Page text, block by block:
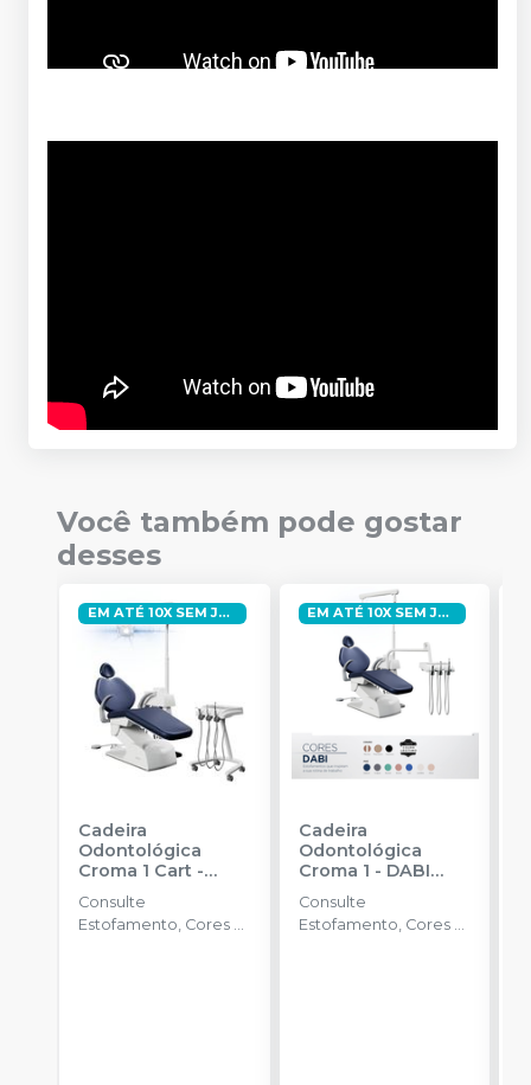
Você também pode gostar
desses
EM ATÉ 10X SEM JUROS
Cadeira
Odontológica
Croma 1 Cart -
DABI ATLANTE
Consulte
Estofamento, Cores e
EM ATÉ 10X SEM JUROS
Cadeira
Odontológica
Croma 1 - DABI
ATLANTE
Consulte
Estofamento, Cores e